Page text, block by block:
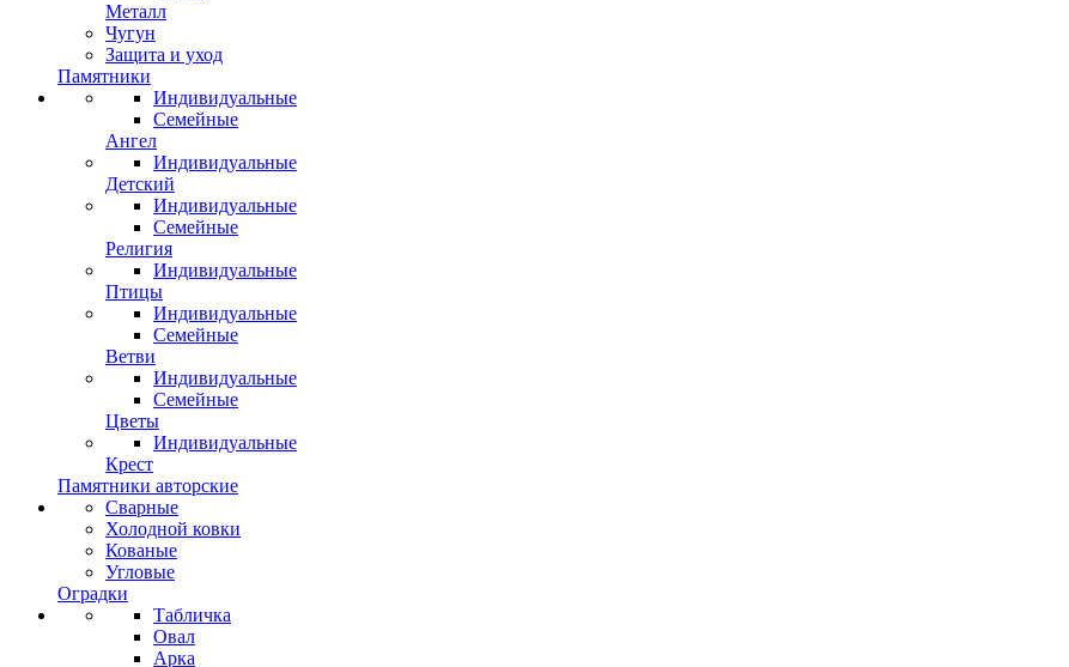
Металл
Чугун
Защита и уход
Памятники
Индивидуальные
Семейные
Ангел
Индивидуальные
Детский
Индивидуальные
Семейные
Религия
Индивидуальные
Птицы
Индивидуальные
Семейные
Ветви
Индивидуальные
Семейные
Цветы
Индивидуальные
Крест
Памятники авторские
Сварные
Холодной ковки
Кованые
Угловые
Оградки
Табличка
Овал
Арка